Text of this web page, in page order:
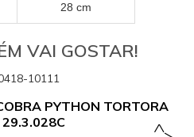
28 cm
VAI GOSTAR!
PYTHON TORTORA
29.3.028C